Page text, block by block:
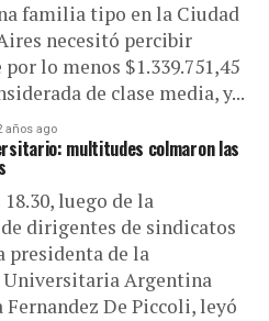
familia tipo en la Ciudad
necesitó percibir
lo menos $1.339.751,45
de clase media, y...
años ago
multitudes colmaron las
18.30, luego de la
dirigentes de sindicatos
presidenta de la
Universitaria Argentina
Fernandez De Piccoli, leyó